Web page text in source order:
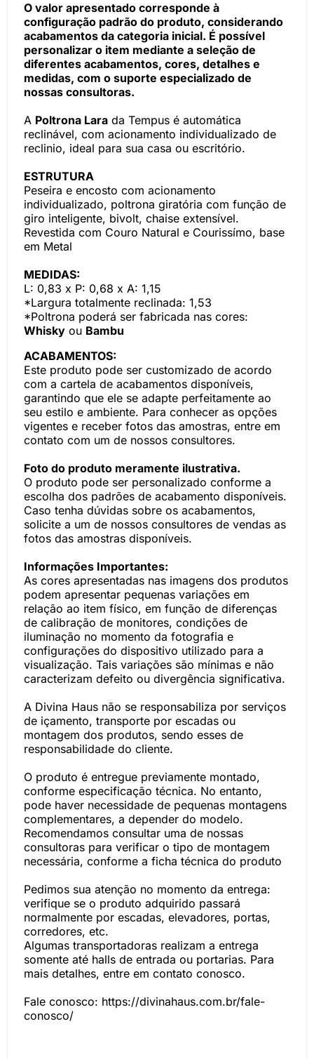
O valor apresentado corresponde à
configuração padrão do produto, considerando
acabamentos da categoria inicial. É possível
personalizar o item mediante a seleção de
diferentes acabamentos, cores, detalhes e
medidas, com o suporte especializado de
nossas consultoras.
A Poltrona Lara da Tempus é automática
reclinável, com acionamento individualizado de
reclinio, ideal para sua casa ou escritório.
ESTRUTURA
Peseira e encosto com acionamento
individualizado, poltrona giratória com função de
giro inteligente, bivolt, chaise extensível.
Revestida com Couro Natural e Courissímo, base
em Metal
MEDIDAS:
L: 0,83 x P: 0,68 x A: 1,15
*Largura totalmente reclinada: 1,53
*Poltrona poderá ser fabricada nas cores:
Whisky ou Bambu
ACABAMENTOS:
Este produto pode ser customizado de acordo
com a cartela de acabamentos disponíveis,
garantindo que ele se adapte perfeitamente ao
seu estilo e ambiente. Para conhecer as opções
vigentes e receber fotos das amostras, entre em
contato com um de nossos consultores.
Foto do produto meramente ilustrativa.
O produto pode ser personalizado conforme a
escolha dos padrões de acabamento disponíveis.
Caso tenha dúvidas sobre os acabamentos,
solicite a um de nossos consultores de vendas as
fotos das amostras disponíveis.
Informações Importantes:
As cores apresentadas nas imagens dos produtos
podem apresentar pequenas variações em
relação ao item físico, em função de diferenças
de calibração de monitores, condições de
iluminação no momento da fotografia e
configurações do dispositivo utilizado para a
visualização. Tais variações são mínimas e não
caracterizam defeito ou divergência significativa.
A Divina Haus não se responsabiliza por serviços
de içamento, transporte por escadas ou
montagem dos produtos, sendo esses de
responsabilidade do cliente.
O produto é entregue previamente montado,
conforme especificação técnica. No entanto,
pode haver necessidade de pequenas montagens
complementares, a depender do modelo.
Recomendamos consultar uma de nossas
consultoras para verificar o tipo de montagem
necessária, conforme a ficha técnica do produto
Pedimos sua atenção no momento da entrega:
verifique se o produto adquirido passará
normalmente por escadas, elevadores, portas,
corredores, etc.
Algumas transportadoras realizam a entrega
somente até halls de entrada ou portarias. Para
mais detalhes, entre em contato conosco.
Fale conosco: https://divinahaus.com.br/fale-
conosco/